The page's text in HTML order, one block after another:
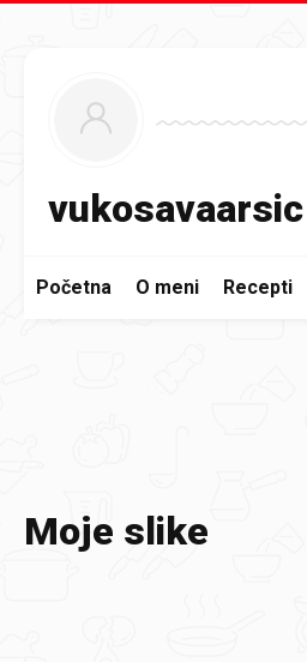
vukosavaarsic
Početna O meni Recepti
Moje slike